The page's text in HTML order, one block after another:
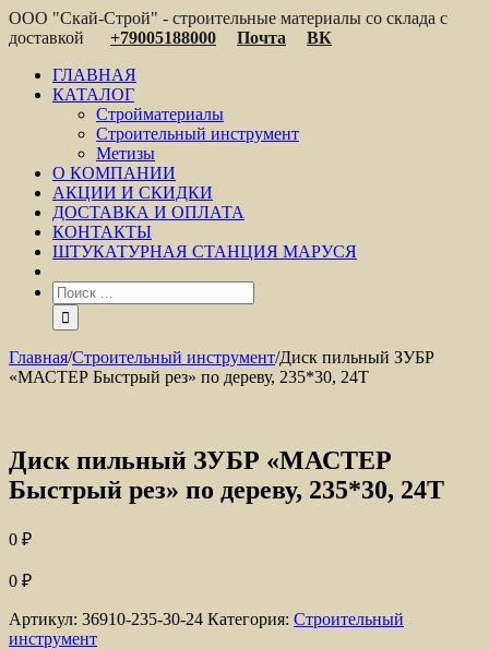
ООО "Скай-Строй" - строительные материалы со склада с
доставкой
+79005188000 Почта
ВК
ГЛАВНАЯ
КАТАЛОГ
Стройматериалы
Строительный инструмент
Метизы
О КОМПАНИИ
АКЦИИ И СКИДКИ
ДОСТАВКА И ОПЛАТА
КОНТАКТЫ
ШТУКАТУРНАЯ СТАНЦИЯ МАРУСЯ
Главная/Строительный инструмент/Диск пильный ЗУБР
«МАСТЕР Быстрый рез» по дереву, 235*30, 24Т
Диск пильный ЗУБР «МАСТЕР
Быстрый рез» по дереву, 235*30, 24Т
0 ₽
0 ₽
Артикул: 36910-235-30-24 Категория: Строительный
инструмент